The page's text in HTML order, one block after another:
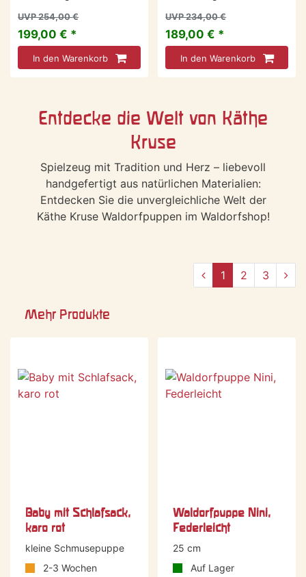
UVP 254,00 €
199,00 € *
In den Warenkorb
UVP 234,00 €
189,00 € *
In den Warenkorb
Entdecke die Welt von Käthe
Kruse
Spielzeug mit Tradition und Herz – liebevoll
handgefertigt aus natürlichen Materialien:
Entdecken Sie die unvergleichliche Welt der
Käthe Kruse Waldorfpuppen im Waldorfshop!
1 2 3
Mehr Produkte
Baby mit Schlafsack,
karo rot
kleine Schmusepuppe
2-3 Wochen
Waldorfpuppe Nini,
Federleicht
25 cm
Auf Lager